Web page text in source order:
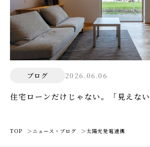
ブログ 2026.06.06
住宅ローンだけじゃない。「見えな
TOP ニュース・ブログ 太陽光発電連携